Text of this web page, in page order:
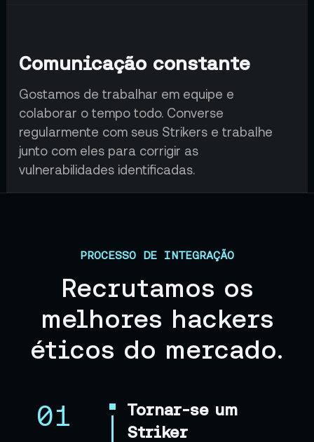
Comunicação constante
Gostamos de trabalhar em equipe e
colaborar o tempo todo. Converse
regularmente com seus Strikers e trabalhe
junto com eles para corrigir as
vulnerabilidades identificadas.
PROCESSO DE INTEGRAÇÃO
Recrutamos os
melhores hackers
éticos do mercado.
01
Tornar-se um
Striker